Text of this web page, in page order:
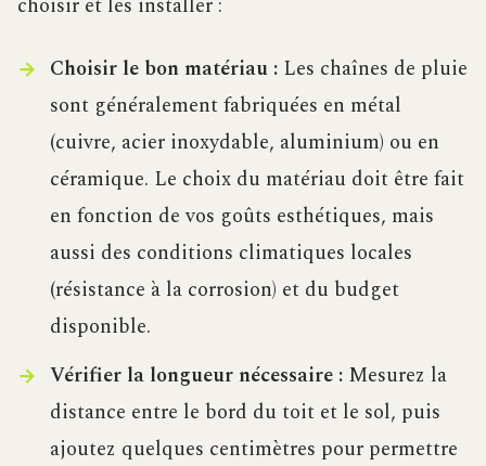
Choisir le bon matériau :Les chaînes de pluie
sont généralement fabriquées en métal
(cuivre, acier inoxydable, aluminium) ou en
céramique. Le choix du matériau doit être fait
en fonction de vos goûts esthétiques, mais
aussi des conditions climatiques locales
(résistance à la corrosion) et du budget
disponible.
Vérifier la longueur nécessaire :Mesurez la
distance entre le bord du toit et le sol, puis
ajoutez quelques centimètres pour permettre